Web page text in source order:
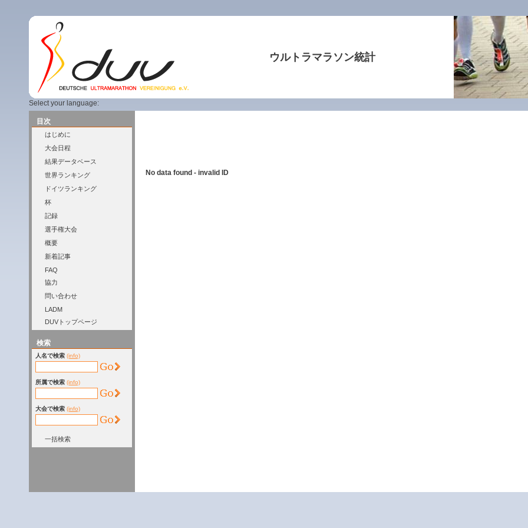
ウルトラマラソン統計
Select your language:
目次
はじめに
大会日程
結果データベース
世界ランキング
ドイツランキング
杯
記録
選手権大会
概要
新着記事
FAQ
協力
問い合わせ
LADM
DUVトップページ
検索
人名で検索 (info)
所属で検索 (info)
大会で検索 (info)
一括検索
No data found - invalid ID